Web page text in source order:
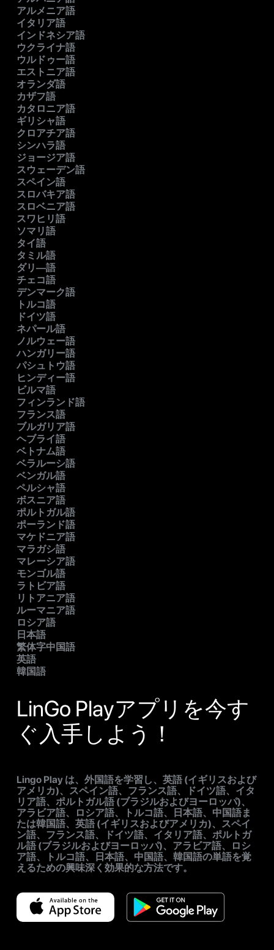
アルメニア語
イタリア語
インドネシア語
ウクライナ語
ウルドゥー語
エストニア語
オランダ語
カザフ語
カタロニア語
ギリシャ語
クロアチア語
シンハラ語
ジョージア語
スウェーデン語
スペイン語
スロバキア語
スロベニア語
スワヒリ語
ソマリ語
タイ語
タミル語
ダリ―語
チェコ語
デンマーク語
トルコ語
ドイツ語
ネパール語
ノルウェー語
ハンガリー語
パシュトウ語
ヒンディー語
ビルマ語
フィンランド語
フランス語
ブルガリア語
ヘブライ語
ベトナム語
ベラルーシ語
ベンガル語
ペルシャ語
ボスニア語
ポルトガル語
ポーランド語
マケドニア語
マラガシ語
マレーシア語
モンゴル語
ラトビア語
リトアニア語
ルーマニア語
ロシア語
日本語
繁体字中国語
英語
韓国語
LinGo Playアプリを今す
ぐ入手しよう！
Lingo Play は、外国語を学習し、英語 (イギリスおよび
アメリカ)、スペイン語、フランス語、ドイツ語、イタ
リア語、ポルトガル語 (ブラジルおよびヨーロッパ)、
アラビア語、ロシア語、トルコ語、日本語、中国語ま
たは韓国語、英語 (イギリスおよびアメリカ)、スペイ
ン語、フランス語、ドイツ語、イタリア語、ポルトガ
ル語 (ブラジルおよびヨーロッパ)、アラビア語、ロシ
ア語、トルコ語、日本語、中国語、韓国語の単語を覚
えるための興味深く効果的な方法です。